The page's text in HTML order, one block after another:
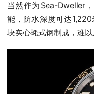
当然作为Sea-Dweller
能，防水深度可达
块实心蚝式钢制成，难以